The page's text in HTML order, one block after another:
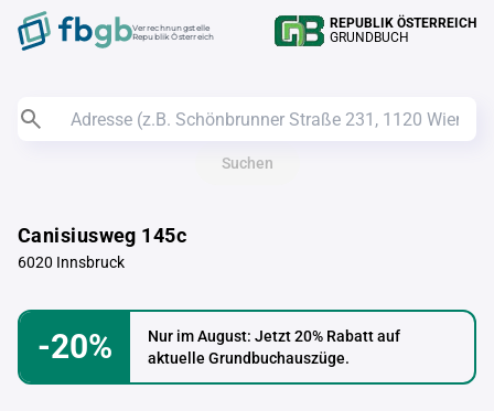
Verrechnungstelle
Republik Österreich
REPUBLIK ÖSTERREICH
GRUNDBUCH
Suchen
Canisiusweg 145c
6020 Innsbruck
-20%
Nur im August: Jetzt 20% Rabatt auf
aktuelle Grundbuchauszüge.